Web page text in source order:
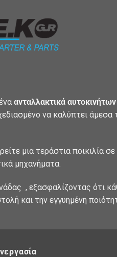
ανταλλακτικά
να καλύπτει άμεσα
μια τεράστια ποικιλία σε
μηχανήματα.
, εξασφαλίζοντας ότι
και την εγγυημένη